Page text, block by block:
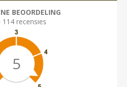
BEOORDELING
114 recensies
5